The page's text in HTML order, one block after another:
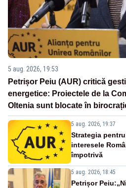
5 aug. 2026, 19:53
Petrișor Peiu (AUR) critică
energetice: Proiectele de la
Oltenia sunt blocate în
5 aug. 2026, 19:37
Strategia
interesele
împotrivă
5 aug. 2026, 18:45
Petrișor